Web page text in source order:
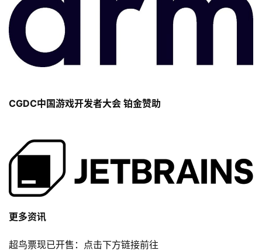
CGDC中国游戏开发者大会 铂金赞助
更多资讯
超鸟票现已开售：点击下方链接前往